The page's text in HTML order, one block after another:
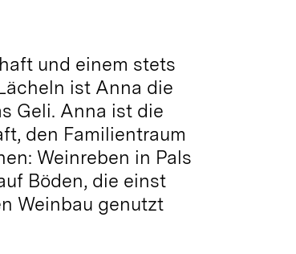
und einem stets
ist Anna die
Geli. Anna ist die
den Familientraum
Weinreben in Pals
Böden, die einst
Weinbau genutzt